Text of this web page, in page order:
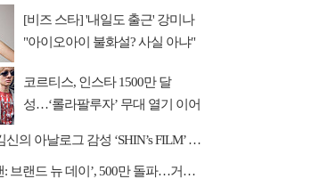
[비즈 스타] '내일도 출근' 강미나
"아이오아이 불화설? 사실 아냐"
코르티스, 인스타 1500만 달
성…‘롤라팔루자’ 무대 열기 이어
에이엠피, 김신의 아날로그 감성 ‘SHIN’s FILM’ 공개
‘스파이더맨: 브랜드 뉴 데이’, 500만 돌파…거침없는 흥행 질주